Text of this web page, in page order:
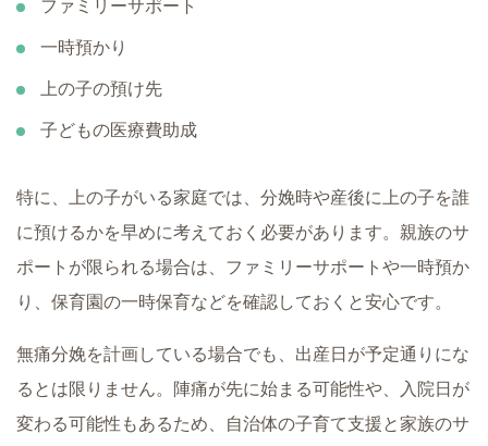
ファミリーサポート
一時預かり
上の子の預け先
子どもの医療費助成
特に、上の子がいる家庭では、分娩時や産後に上の子を誰
に預けるかを早めに考えておく必要があります。親族のサ
ポートが限られる場合は、ファミリーサポートや一時預か
り、保育園の一時保育などを確認しておくと安心です。
無痛分娩を計画している場合でも、出産日が予定通りにな
るとは限りません。陣痛が先に始まる可能性や、入院日が
変わる可能性もあるため、自治体の子育て支援と家族のサ